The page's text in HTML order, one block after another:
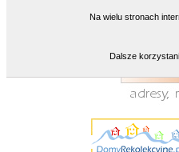
Na wielu stronach
Dalsze